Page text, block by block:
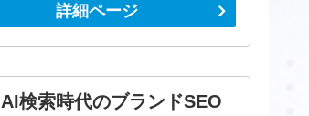
詳細ページ
AI検索時代のブランドSEO